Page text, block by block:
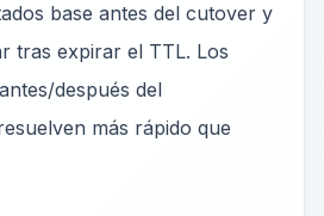
base antes del cutover y
tras expirar el TTL. Los
después del
más rápido que